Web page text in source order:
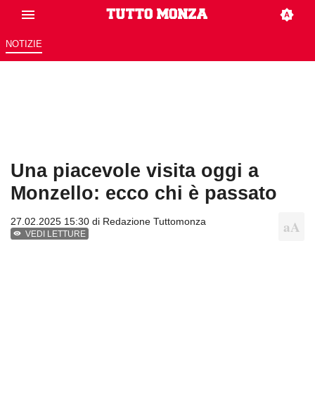
NOTIZIE
Una piacevole visita oggi a
Monzello: ecco chi è passato
27.02.2025 15:30 di Redazione Tuttomonza
VEDI LETTURE